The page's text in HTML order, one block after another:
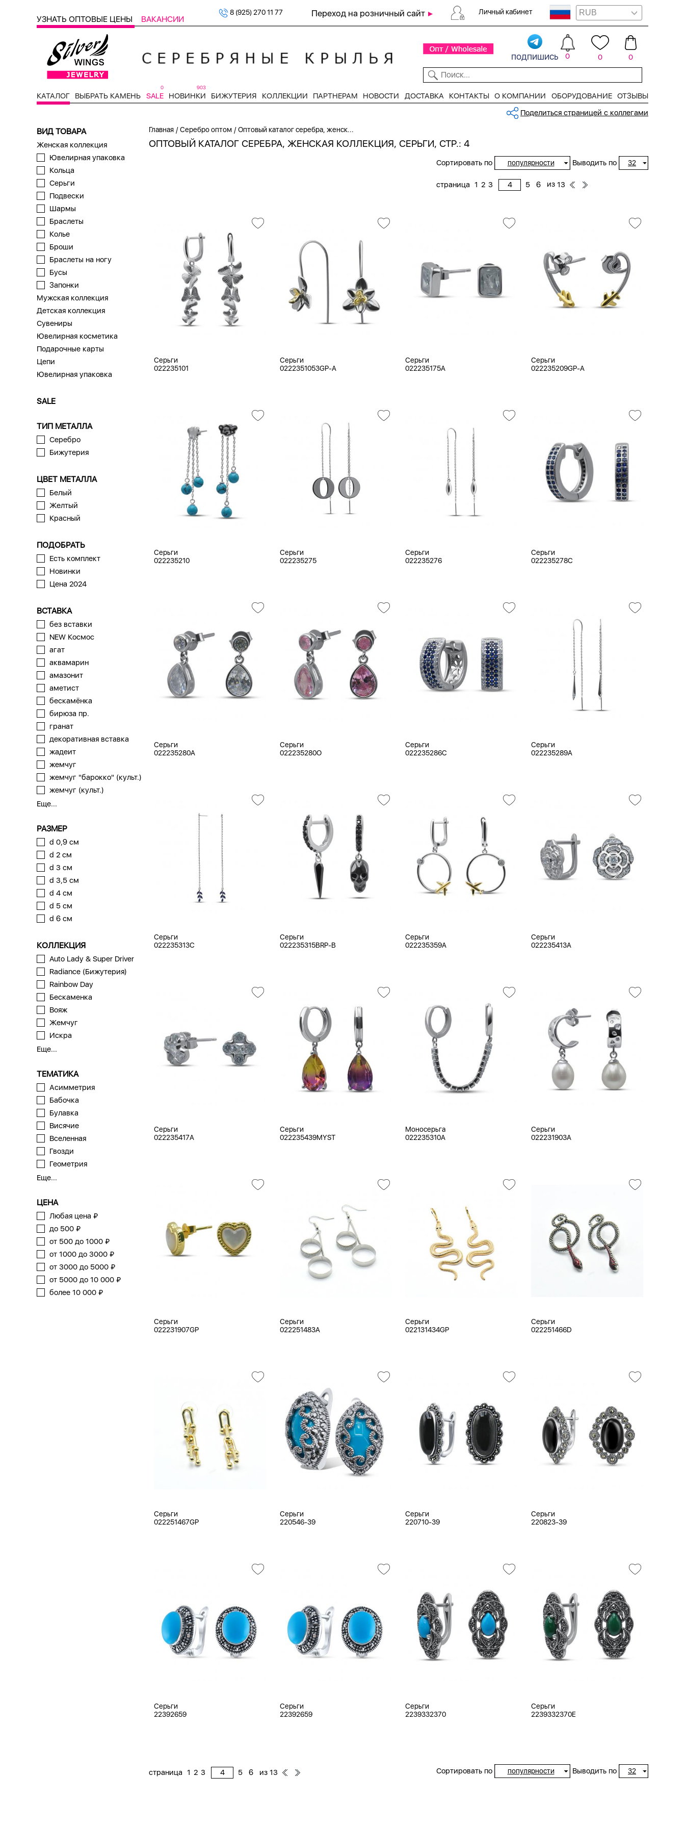
УЗНАТЬ ОПТОВЫЕ ЦЕНЫ ВАКАНСИИ
8 (925) 270 11 77 Переход на розничный сайт Личный кабинет
подпишись 0 0 0
КАТАЛОГ ВЫБРАТЬ КАМЕНЬ SALE
0
НОВИНКИ
903
БИЖУТЕРИЯ КОЛЛЕКЦИИ ПАРТНЕРАМ НОВОСТИ ДОСТАВКА КОНТАКТЫ О КОМПАНИИ ОБОРУДОВАНИЕ ОТЗЫВЫ
Поделиться страницей с коллегами
ВИД ТОВАРА
Женская коллекция
Ювелирная упаковка
Кольца
Серьги
Подвески
Шармы
Браслеты
Колье
Броши
Браслеты на ногу
Бусы
Запонки
Мужская коллекция
Детская коллекция
Сувениры
Ювелирная косметика
Подарочные карты
Цепи
Ювелирная упаковка
SALE
ТИП МЕТАЛЛА
Серебро
Бижутерия
ЦВЕТ МЕТАЛЛА
Белый
Желтый
Красный
ПОДОБРАТЬ
Есть комплект
Новинки
Цена 2024
ВСТАВКА
без вставки
NEW Космос
агат
аквамарин
амазонит
аметист
бескамёнка
бирюза пр.
гранат
декоративная вставка
жадеит
жемчуг
жемчуг "барокко" (культ.)
жемчуг (культ.)
Еще...
РАЗМЕР
d 0,9 см
d 2 см
d 3 см
d 3,5 см
d 4 см
d 5 см
d 6 см
КОЛЛЕКЦИЯ
Auto Lady & Super Driver
Radiance (Бижутерия)
Rainbow Day
Бескаменка
Вояж
Жемчуг
Искра
Еще...
ТЕМАТИКА
Асимметрия
Бабочка
Булавка
Висячие
Вселенная
Гвозди
Геометрия
Еще...
ЦЕНА
Любая цена ₽
до 500 ₽
от 500 до 1000 ₽
от 1000 до 3000 ₽
от 3000 до 5000 ₽
от 5000 до 10 000 ₽
более 10 000 ₽
Главная /Серебро оптом /Оптовый каталог серебра, женск...
ОПТОВЫЙ КАТАЛОГ СЕРЕБРА, ЖЕНСКАЯ КОЛЛЕКЦИЯ, СЕРЬГИ, СТР.: 4
Сортировать по популярности Выводить по 32
страница 1 2 3 5 6 из 13
Серьги
022235101
Серьги
0222351053GP-A
Серьги
022235175A
Серьги
022235209GP-A
Серьги
022235210
Серьги
022235275
Серьги
022235276
Серьги
022235278C
Серьги
022235280A
Серьги
022235280O
Серьги
022235286C
Серьги
022235289A
Серьги
022235313C
Серьги
022235315BRP-B
Серьги
022235359A
Серьги
022235413A
Серьги
022235417A
Серьги
022235439MYST
Моносерьга
022235310A
Серьги
022231903A
Серьги
022231907GP
Серьги
022251483A
Серьги
022131434GP
Серьги
022251466D
Серьги
022251467GP
Серьги
220546-39
Серьги
220710-39
Серьги
220823-39
Серьги
22392659
Серьги
22392659
Серьги
2239332370
Серьги
2239332370E
Сортировать по популярности Выводить по 32
страница 1 2 3 5 6 из 13